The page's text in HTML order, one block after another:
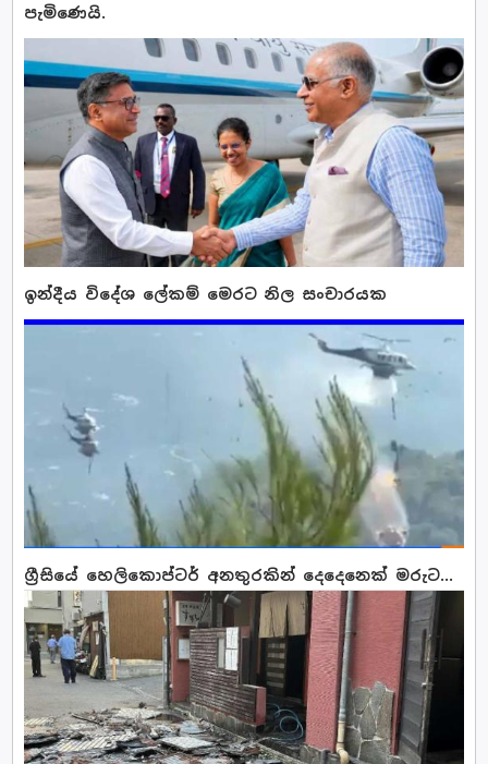
පැමිණෙයි.
ඉන්දීය විදේශ ලේකම් මෙරට නිල සංචාරයක
ග්‍රීසියේ හෙලිකොප්ටර් අනතුරකින් දෙදෙනෙක් මරුට...